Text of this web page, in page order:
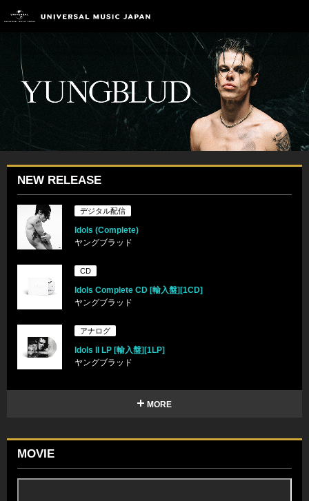
NEW RELEASE
デジタル配信
Idols (Complete)
ヤングブラッド
CD
Idols Complete CD [輸入盤][1CD]
ヤングブラッド
アナログ
Idols II LP [輸入盤][1LP]
ヤングブラッド
MORE
MOVIE